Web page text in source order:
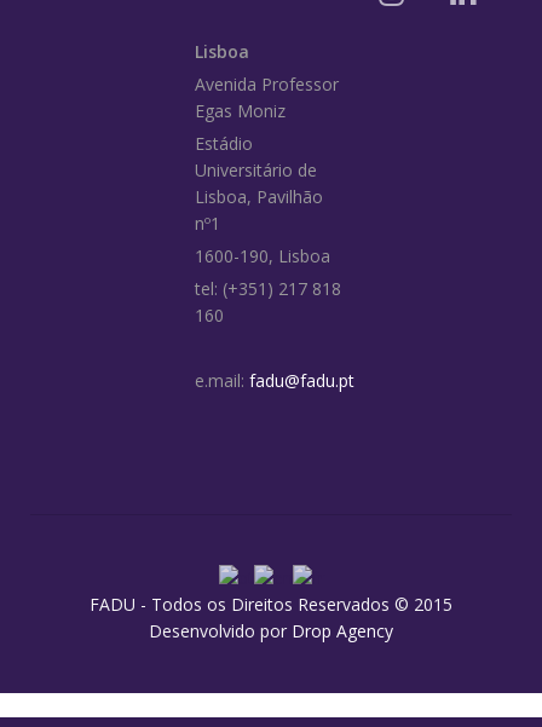
Lisboa
Avenida Professor
Egas Moniz
Estádio
Universitário de
Lisboa, Pavilhão
nº1
1600-190, Lisboa
tel: (+351) 217 818
160
e.mail: fadu@fadu.pt
FADU - Todos os Direitos Reservados © 2015
Desenvolvido por Drop Agency